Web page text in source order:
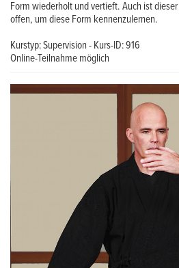
Form wiederholt und vertieft. Auch ist
offen, um diese Form kennenzulernen.
Kurstyp: Supervision - Kurs-ID: 916
Online-Teilnahme möglich